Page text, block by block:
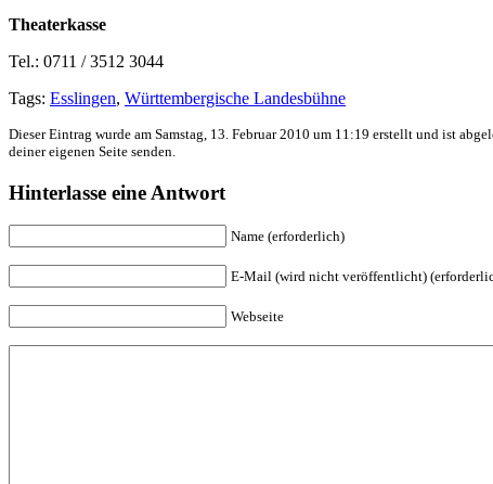
Theaterkasse
Tel.: 0711 / 3512 3044
Tags: Esslingen, Württembergische Landesbühne
Dieser Eintrag wurde am Samstag, 13. Februar 2010 um 11:19 erstellt und ist
deiner eigenen Seite senden.
Hinterlasse eine Antwort
Name (erforderlich)
E-Mail (wird nicht veröffentlicht)
Webseite